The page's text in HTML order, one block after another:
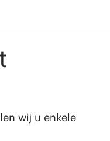
wij u enkele